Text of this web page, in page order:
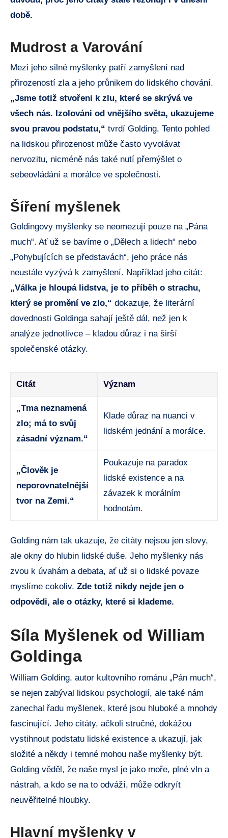
době.
Mudrost a Varování
Mezi jeho silné myšlenky patří zamyšlení nad
přirozeností zla a jeho průnikem do lidského chování.
„Jsme totiž stvořeni k zlu, které se skrývá ve
všech nás. Izolováni od vnějšího světa, ukazujeme
svou pravou podstatu,“ tvrdí Golding. Tento pohled
na lidskou přirozenost může často vyvolávat
nervozitu, nicméně nás také nutí přemýšlet o
sebeovládání a morálce ve společnosti.
Šíření myšlenek
Goldingovy myšlenky se neomezují pouze na „Pána
much“. Ať už se bavíme o „Dělech a lidech“ nebo
„Pohybujících se představách“, jeho práce nás
neustále vyzývá k zamyšlení. Například jeho citát:
„Válka je hloupá lidstva, je to příběh o strachu,
který se promění ve zlo,“ dokazuje, že literární
dovednosti Goldinga sahají ještě dál, než jen k
analýze jednotlivce – kladou důraz i na širší
společenské otázky.
Citát Význam
„Tma neznamená
zlo; má to svůj
zásadní význam.“
Klade důraz na nuanci v
lidském jednání a morálce.
„Člověk je
neporovnatelnější
tvor na Zemi.“
Poukazuje na paradox
lidské existence a na
závazek k morálním
hodnotám.
Golding nám tak ukazuje, že citáty nejsou jen slovy,
ale okny do hlubin lidské duše. Jeho myšlenky nás
zvou k úvahám a debata, ať už si o lidské povaze
myslíme cokoliv. Zde totiž nikdy nejde jen o
odpovědi, ale o otázky, které si klademe.
Síla Myšlenek od William
Goldinga
William Golding, autor kultovního románu „Pán much“,
se nejen zabýval lidskou psychologií, ale také nám
zanechal řadu myšlenek, které jsou hluboké a mnohdy
fascinující. Jeho citáty, ačkoli stručné, dokážou
vystihnout podstatu lidské existence a ukazují, jak
složité a někdy i temné mohou naše myšlenky být.
Golding věděl, že naše mysl je jako moře, plné vln a
nástrah, a kdo se na to odváží, může odkryít
neuvěřitelné hloubky.
Hlavní myšlenky v